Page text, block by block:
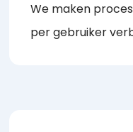
We maken
per gebruiker